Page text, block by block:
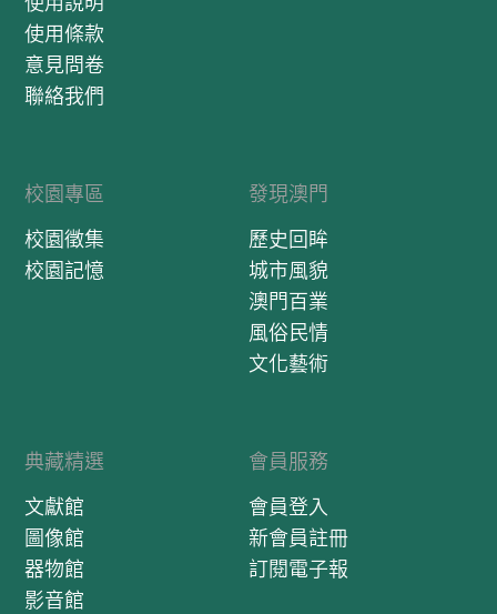
使用條款
意見問卷
聯絡我們
校園專區
校園徵集
校園記憶
發現澳門
歷史回眸
城市風貌
澳門百業
風俗民情
文化藝術
典藏精選
文獻館
圖像館
器物館
影音館
會員服務
會員登入
新會員註冊
訂閱電子報